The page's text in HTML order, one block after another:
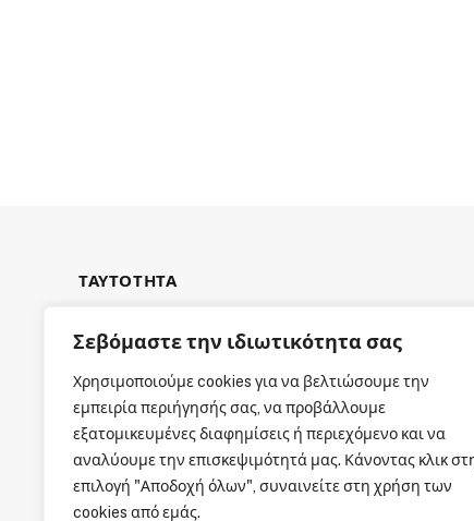
Σεβόμαστε την ιδιωτικότητα σας
Χρησιμοποιούμε cookies για να βελτιώσουμε την
εμπειρία περιήγησής σας, να προβάλλουμε
εξατομικευμένες διαφημίσεις ή περιεχόμενο και να
αναλύουμε την επισκεψιμότητά μας. Κάνοντας κλικ
επιλογή "Αποδοχή όλων", συναινείτε στη χρήση των
cookies από εμάς.
ΤΑΥΤΟΤΗΤΑ
ΕΤΑΙΡΙΚΗ ΤΑΥΤΟΤΗΤΑ